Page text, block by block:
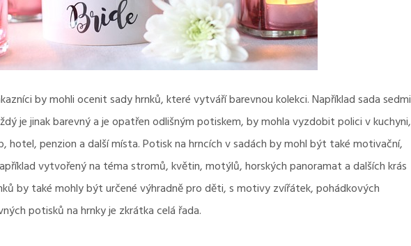
by mohli ocenit sady hrnků, které vytváří barevnou kolekci. Například sada sedmi
je jinak barevný a je opatřen odlišným potiskem, by mohla vyzdobit polici v kuchyni,
hotel, penzion a další místa. Potisk na hrncích v sadách by mohl být také motivační,
vytvořený na téma stromů, květin, motýlů, horských panoramat a dalších krás
by také mohly být určené výhradně pro děti, s motivy zvířátek, pohádkových
potisků na hrnky je zkrátka celá řada.